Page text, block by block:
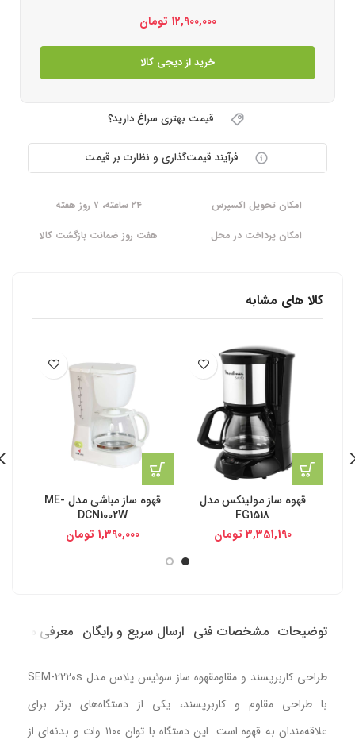
12,900,000 تومان
خرید از دیجی کالا
قیمت بهتری سراغ دارید؟
فرآیند قیمت‌گذاری و نظارت بر قیمت
امکان تحویل اکسپرس
۲۴ ساعته، ۷ روز هفته
امکان پرداخت در محل
هفت روز ضمانت بازگشت کالا
کالا های مشابه
قهوه ساز مولینکس مدل
FG1518
3,351,190 تومان
قهوه ساز مباشی مدل ME-
DCN1002W
1,390,000 تومان
توضیحات مشخصات فنی ارسال سریع و رایگان معرفی
طراحی کاربرپسند و مقاومقهوه ساز سوئیس پلاس مدل SEM-2220s
با طراحی مقاوم و کاربرپسند، یکی از دستگاه‌های برتر برای
علاقه‌مندان به قهوه است. این دستگاه با توان ۱۱۰۰ وات و بدنه‌ای از